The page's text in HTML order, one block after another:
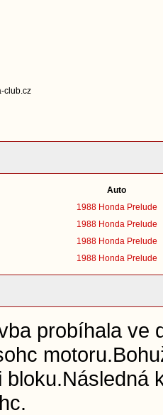
club.cz
Auto
1988 Honda Prelude
1988 Honda Prelude
1988 Honda Prelude
1988 Honda Prelude
probíhala ve